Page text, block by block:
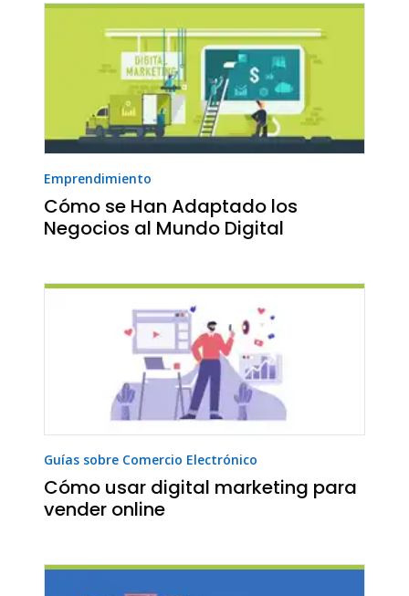
Emprendimiento
Cómo se Han Adaptado los
Negocios al Mundo Digital
Guías sobre Comercio Electrónico
Cómo usar digital marketing para
vender online